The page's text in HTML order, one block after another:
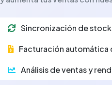
Sincronización de
Facturación automática
Análisis de ventas y